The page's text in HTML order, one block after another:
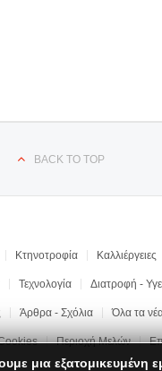
BACK TO TOP
Κτηνοτροφία Καλλιέργειες
Τεχνολογία Διατροφή -
Άρθρα - Σχόλια Όλα τα
Περιοχή Μελών
μια εξατομικευμένη